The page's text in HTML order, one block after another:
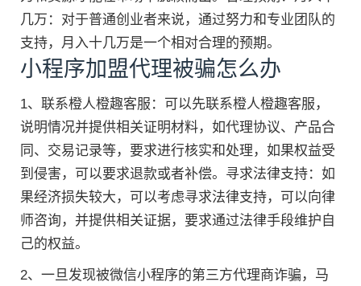
几万：对于普通创业者来说，通过努力和专业团队的
支持，月入十几万是一个相对合理的预期。
小程序加盟代理被骗怎么办
1、联系橙人橙趣客服：可以先联系橙人橙趣客服，
说明情况并提供相关证明材料，如代理协议、产品合
同、交易记录等，要求进行核实和处理，如果权益受
到侵害，可以要求退款或者补偿。寻求法律支持：如
果经济损失较大，可以考虑寻求法律支持，可以向律
师咨询，并提供相关证据，要求通过法律手段维护自
己的权益。
2、一旦发现被微信小程序的第三方代理商诈骗，马